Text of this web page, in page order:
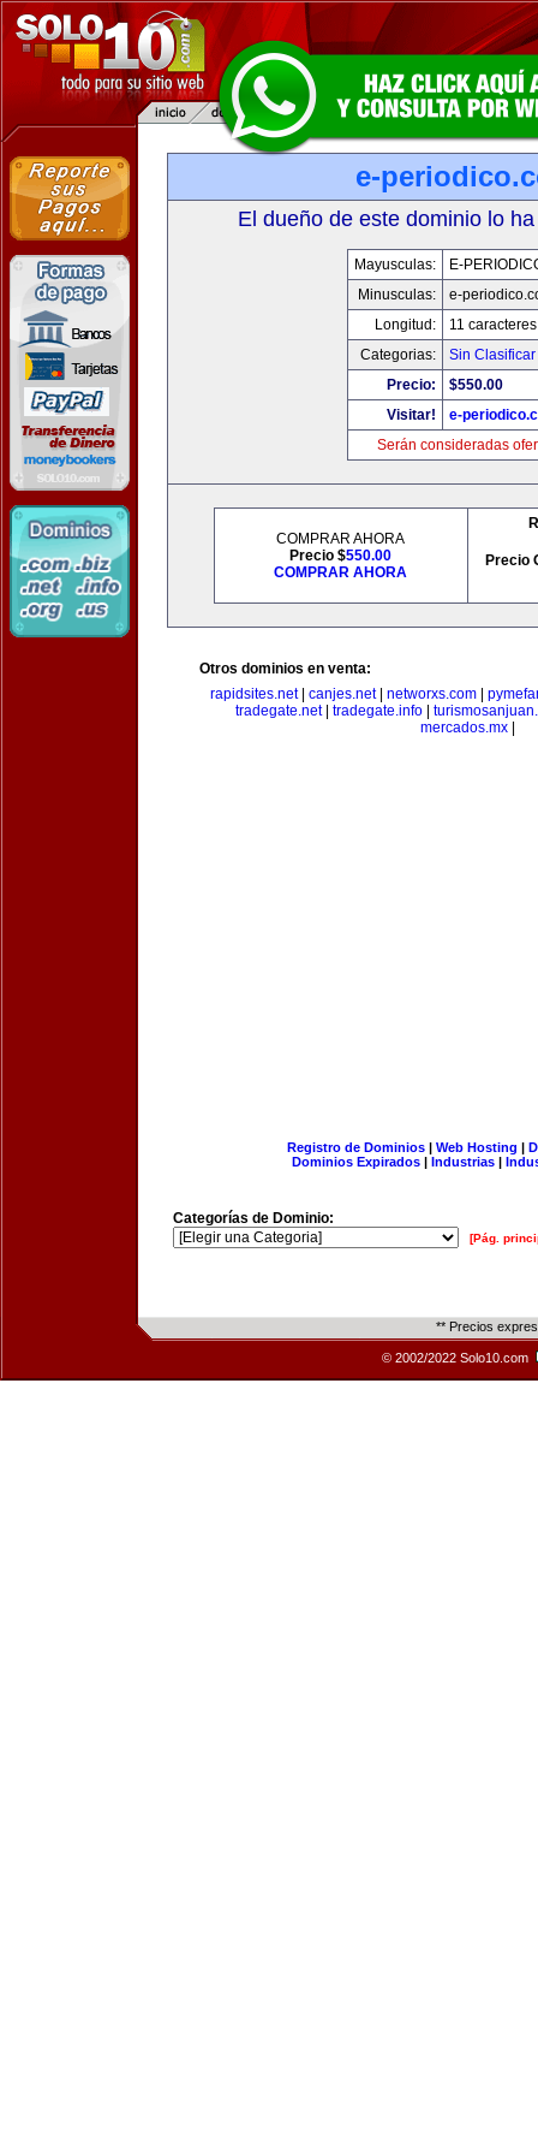
e-
El dueño de este dominio lo
Mayusculas:
E-
Minusculas:
e-
Longitud:
11 caracteres
Categorias:
Sin Clasificar
Precio:
$550.00
Visitar!
e-
Serán consideradas
COMPRAR AHORA
Precio $550.00
COMPRAR AHORA
Precio
Otros dominios en venta:
rapidsites.net| canjes.net| networxs.com|
tradegate.net| tradegate.info
mercados.mx|
Registro de Dominios| Web Hosting |
Dominios Expirados | Industrias |
Categorías de Dominio:
[Pág.
** Precios
© 2002/2022 Solo10.com